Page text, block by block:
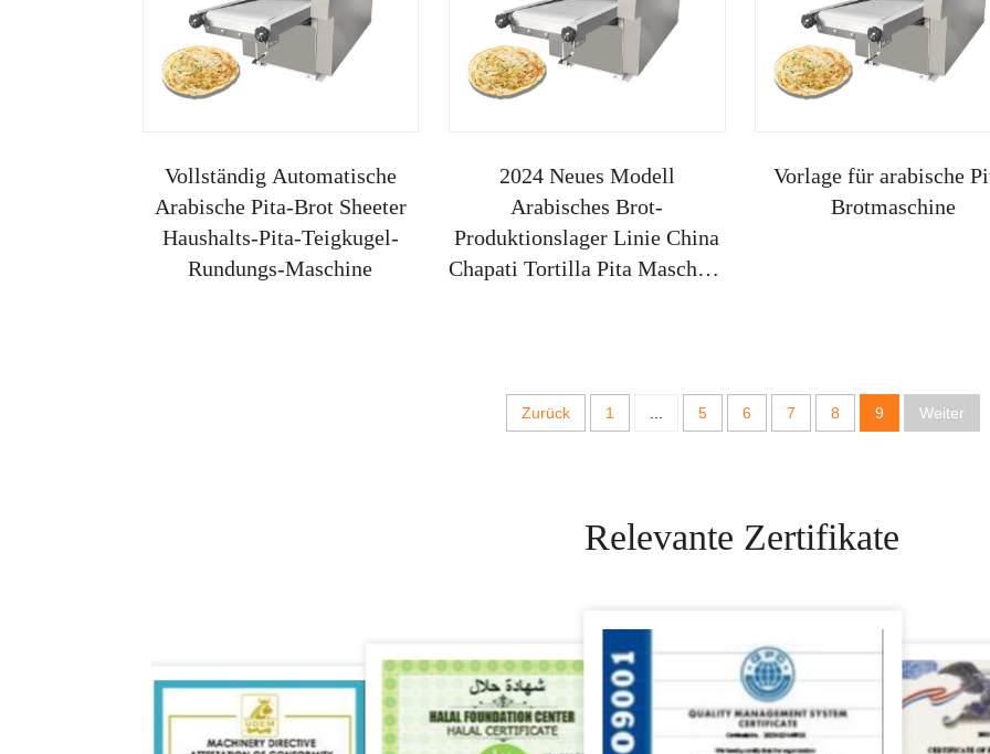
Vollständig Automatische
Arabische Pita-Brot Sheeter
Haushalts-Pita-Teigkugel-
Rundungs-Maschine
2024 Neues Modell
Arabisches Brot-
Produktionslager Linie China
Chapati Tortilla Pita Maschine
Vorlage für arabische
Brotmaschine
Zurück 1 5 6 7 8 9 Weiter
Relevante Zertifikate